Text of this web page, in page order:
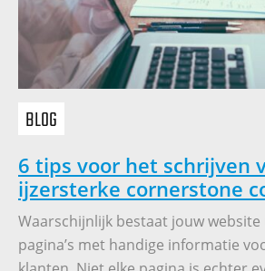
BLOG
6 tips voor het schrijven
ijzersterke cornerstone
Waarschijnlijk bestaat jouw website
pagina’s met handige informatie